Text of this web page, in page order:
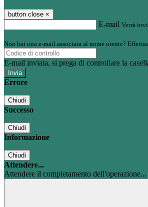
button close ×
E-mail Verrà
Non hai una e-mail associata al nome utente?
E-mail inviata, si prega di controllare la
Errore
Chiudi
Successo
Chiudi
Informazione
Chiudi
Attendere...
Attendere il completamento dell'operazione...